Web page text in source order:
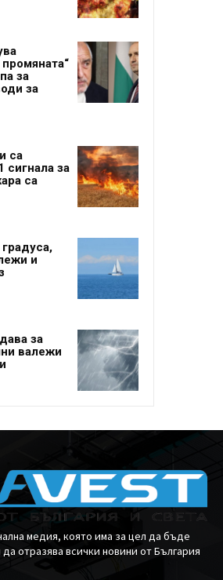
за
за
са
сигнала за
са
и
за
валежи
медия, която има за цел да бъде
отразява всички новини от България